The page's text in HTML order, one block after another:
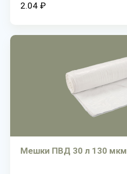
2.04 ₽
Мешки ПВД 30 л 130 мкм